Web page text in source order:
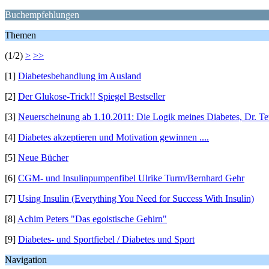
Buchempfehlungen
Themen
(1/2) > >>
[1] Diabetesbehandlung im Ausland
[2] Der Glukose-Trick!! Spiegel Bestseller
[3] Neuerscheinung ab 1.10.2011: Die Logik meines Diabetes, Dr.
[4] Diabetes akzeptieren und Motivation gewinnen ....
[5] Neue Bücher
[6] CGM- und Insulinpumpenfibel Ulrike Turm/Bernhard Gehr
[7] Using Insulin (Everything You Need for Success With Insulin)
[8] Achim Peters "Das egoistische Gehirn"
[9] Diabetes- und Sportfiebel / Diabetes und Sport
Navigation